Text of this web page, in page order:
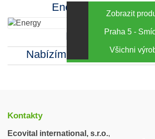
Energy za výhodné
Zobrazit
KamennáPraha 5 -
Nabízíme sortimentVšichni
Kontakty
Ecovital international, s.r.o.,